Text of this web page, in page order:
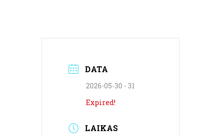
DATA
2026-05-30 - 31
Expired!
LAIKAS